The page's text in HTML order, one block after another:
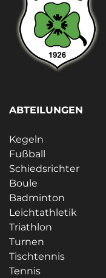
ABTEILUNGEN
Kegeln
Fußball
Schiedsrichter
Boule
Badminton
Leichtathletik
Triathlon
Turnen
Tischtennis
Tennis